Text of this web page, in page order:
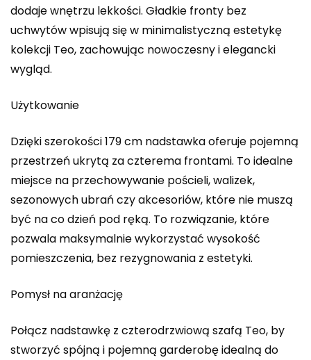
dodaje wnętrzu lekkości. Gładkie fronty bez
uchwytów wpisują się w minimalistyczną estetykę
kolekcji Teo, zachowując nowoczesny i elegancki
wygląd.
Użytkowanie
Dzięki szerokości 179 cm nadstawka oferuje pojemną
przestrzeń ukrytą za czterema frontami. To idealne
miejsce na przechowywanie pościeli, walizek,
sezonowych ubrań czy akcesoriów, które nie muszą
być na co dzień pod ręką. To rozwiązanie, które
pozwala maksymalnie wykorzystać wysokość
pomieszczenia, bez rezygnowania z estetyki.
Pomysł na aranżację
Połącz nadstawkę z czterodrzwiową szafą Teo, by
stworzyć spójną i pojemną garderobę idealną do